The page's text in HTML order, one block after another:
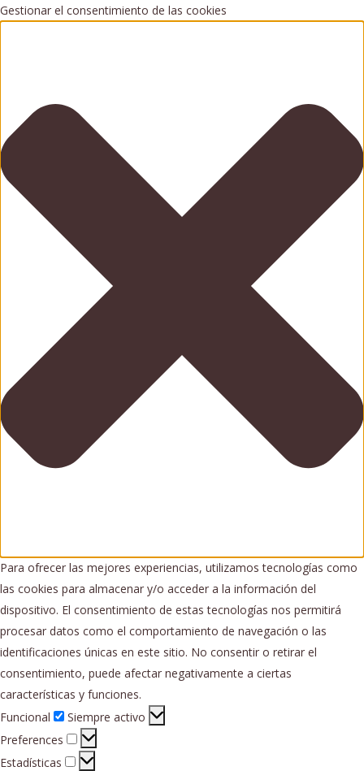
Gestionar el consentimiento de las cookies
Para ofrecer las mejores experiencias, utilizamos tecnologías como
las cookies para almacenar y/o acceder a la información del
dispositivo. El consentimiento de estas tecnologías nos permitirá
procesar datos como el comportamiento de navegación o las
identificaciones únicas en este sitio. No consentir o retirar el
consentimiento, puede afectar negativamente a ciertas
características y funciones.
Funcional
Funcional
Siempre activo
Preferences
Preferences
Estadísticas
Estadísticas